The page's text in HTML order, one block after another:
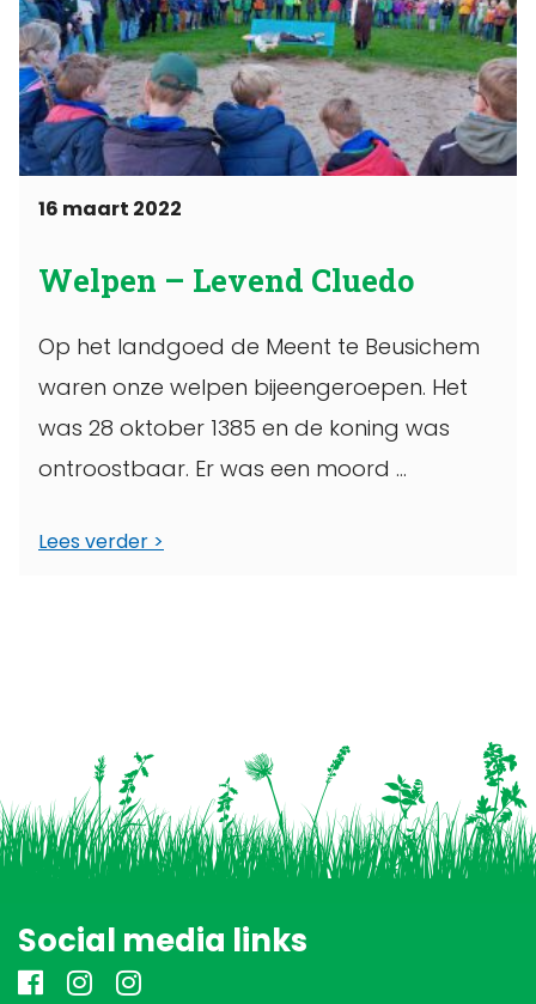
16 maart 2022
Welpen – Levend Cluedo
Op het landgoed de Meent te Beusichem
waren onze welpen bijeengeroepen. Het
was 28 oktober 1385 en de koning was
ontroostbaar. Er was een moord ...
Lees verder
Social media links